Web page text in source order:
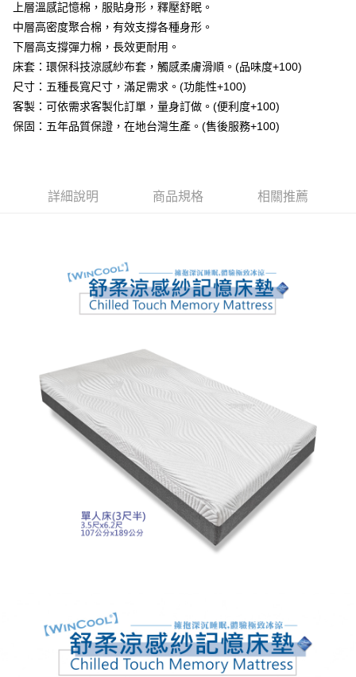
購買商品的店家。未經商家同意取消之訂單仍視為有效，需透過AFTEE先享
後付繳納相關費用。
※ 交易是否成功請以「AFTEE先享後付 」之結帳頁面顯示為準，若有關於
是否繳費成功／繳費後需取消欲退款等相關疑問，請聯繫「AFTEE先享後付
客戶支援中心」https://netprotections.freshdesk.com/support/home
【注意事項】
１．透過由恩沛科技股份有限公司提供之「AFTEE先享後付」服務完成之交
易，需依本服務之必要範圍內提供個人資料，並將交易相關給付款項請求債
「AFTEE先享後付」，若未經同意申辦者引起之損失，本公司不負相關責
５．嚴禁一人註冊多個帳號或使用他人資訊註冊。若發現惡意使用之情形，
恩沛科技股份有限公司將有權停止該用戶之使用額度並採取法律行動。
上層溫感記憶棉，服貼身形，釋壓舒眠。
中層高密度聚合棉，有效支撐各種身形。
下層高支撐彈力棉，長效更耐用。
床套：環保科技涼感紗布套，觸感柔膚滑順。(品味度+100)
尺寸：五種長寬尺寸，滿足需求。(功能性+100)
客製：可依需求客製化訂單，量身訂做。(便利度+100)
保固：五年品質保證，在地台灣生產。(售後服務+100)
詳細說明 商品規格 相關推薦